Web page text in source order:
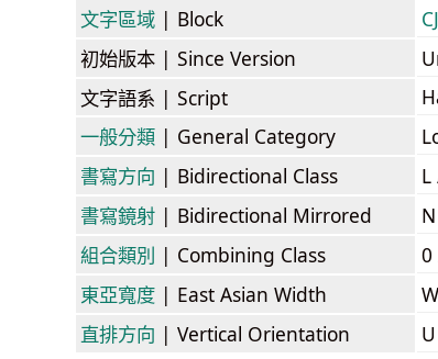
文字區域 | Block
初始版本 | Since Version
文字語系 | Script
一般分類 | General Category
書寫方向 | Bidirectional Class
L
書寫鏡射 | Bidirectional Mirrored
組合類別 | Combining Class
0
東亞寬度 | East Asian Width
直排方向 | Vertical Orientation